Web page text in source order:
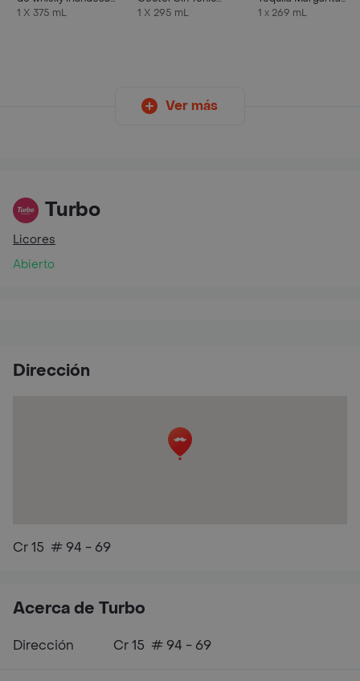
375 ml
1 X 375 mL
Sabor Aguas Tónicas
1 X 295 mL
Fresa
1 x 269 mL
Ver más
Turbo
Licores
Abierto
Dirección
Cr 15 # 94 - 69
Acerca de Turbo
Dirección Cr 15 # 94 - 69